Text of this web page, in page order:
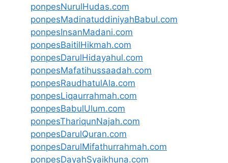
ponpesNurulHudas.com
ponpesMadinatuddiniyahBabul.com
ponpesInsanMadani.com
ponpesBaitilHikmah.com
ponpesDarulHidayahul.com
ponpesMafatihussaadah.com
ponpesRaudhatulAla.com
ponpesLiqaurrahmah.com
ponpesBabulUlum.com
ponpesThariqunNajah.com
ponpesDarulQuran.com
ponpesDarulMifathurrahmah.com
ponpesDayahSyaikhuna.com